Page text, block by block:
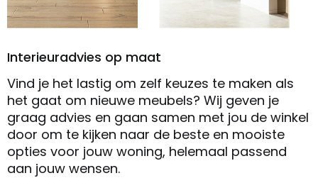
Interieuradvies op maat
Vind je het lastig om zelf keuzes te maken als
het gaat om nieuwe meubels? Wij geven je
graag advies en gaan samen met jou de winkel
door om te kijken naar de beste en mooiste
opties voor jouw woning, helemaal passend
aan jouw wensen.